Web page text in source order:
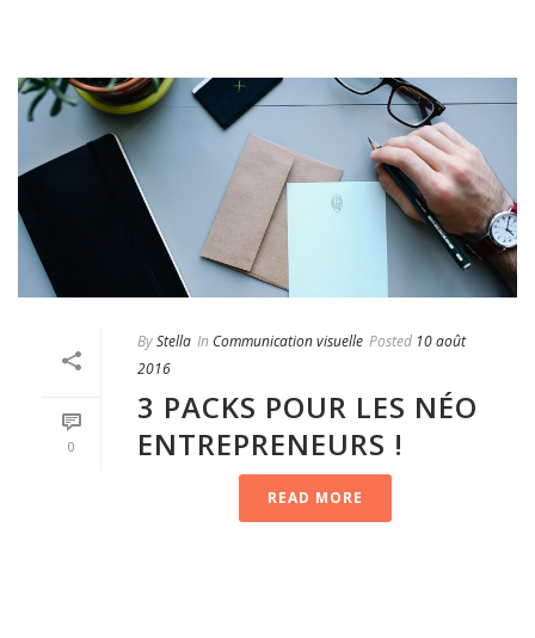
0
ByStella In Communication visuelle Posted 10 août
2016
3 PACKS POUR LES NÉO
ENTREPRENEURS !
READ MORE